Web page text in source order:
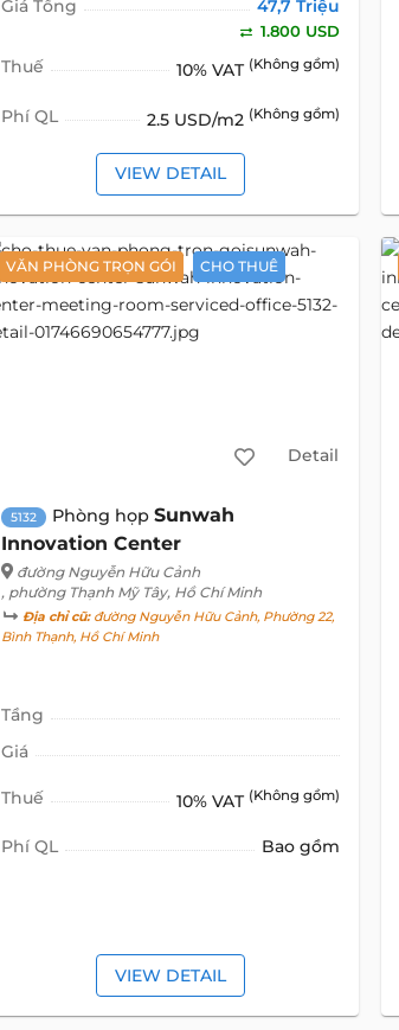
Giá Tổng 47,7 Triệu
1.800 USD
Thuế 10% VAT (Không gồm)
Phí QL 2.5 USD/m2 (Không gồm)
VIEW DETAIL
VĂN PHÒNG TRỌN GÓI CHO THUÊ
Detail
5132 Phòng họpSunwah
Innovation Center
đường Nguyễn Hữu Cảnh
, phường Thạnh Mỹ Tây, Hồ Chí Minh
Địa chỉ cũ:đường Nguyễn Hữu Cảnh, Phường 22,
Bình Thạnh, Hồ Chí Minh
Tầng
Giá
Thuế 10% VAT (Không gồm)
Phí QL Bao gồm
VIEW DETAIL